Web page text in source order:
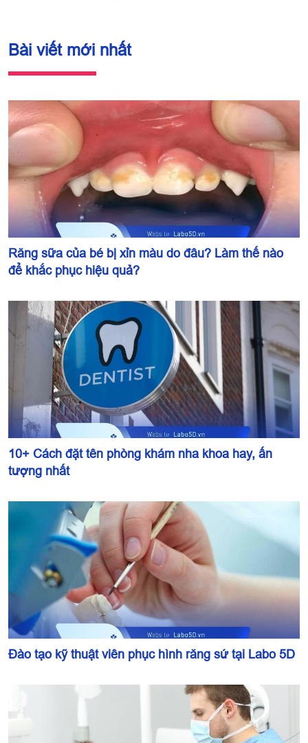
Bài viết mới nhất
Răng sữa của bé bị xỉn màu do đâu? Làm thế nào
để khắc phục hiệu quả?
10+ Cách đặt tên phòng khám nha khoa hay, ấn
tượng nhất
Đào tạo kỹ thuật viên phục hình răng sứ tại Labo 5D